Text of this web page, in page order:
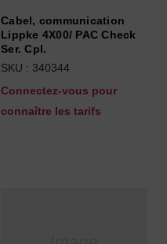
Cabel, communication
Lippke 4X00/ PAC Check
Ser. Cpl.
SKU : 340344
Connectez-vous pour
connaître les tarifs